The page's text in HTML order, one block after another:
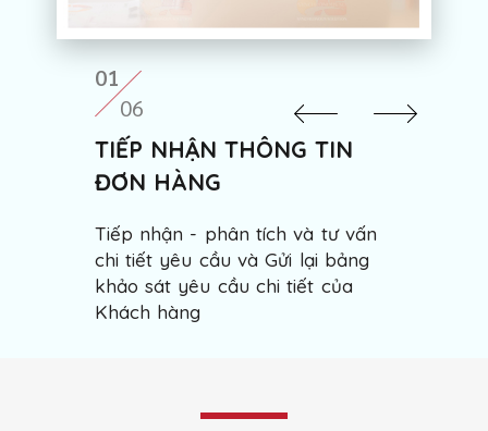
06
01
TIẾP NHẬN THÔNG TIN
ĐƠN HÀNG
Tiếp nhận - phân tích và tư vấn
chi tiết yêu cầu và Gửi lại bảng
khảo sát yêu cầu chi tiết của
Khách hàng